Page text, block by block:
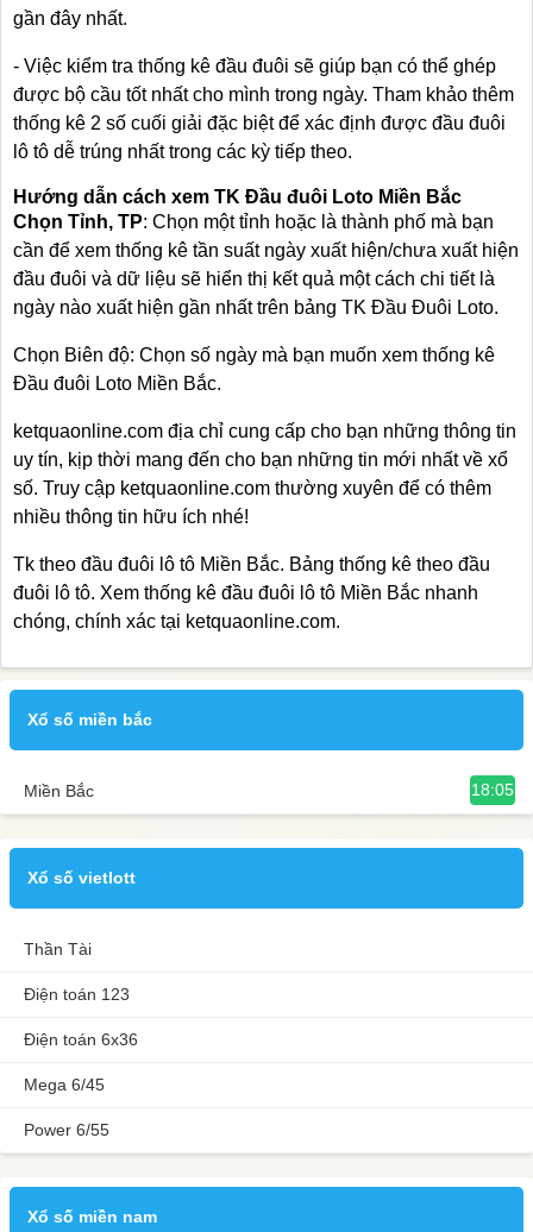
gần đây nhất.
- Việc kiểm tra thống kê đầu đuôi sẽ giúp bạn có thể ghép
được bộ cầu tốt nhất cho mình trong ngày. Tham khảo thêm
thống kê 2 số cuối giải đặc biệt để xác định được đầu đuôi
lô tô dễ trúng nhất trong các kỳ tiếp theo.
Hướng dẫn cách xem TK Đầu đuôi Loto Miền Bắc
Chọn Tỉnh, TP: Chọn một tỉnh hoặc là thành phố mà bạn
cần để xem thống kê tần suất ngày xuất hiện/chưa xuất hiện
đầu đuôi và dữ liệu sẽ hiển thị kết quả một cách chi tiết là
ngày nào xuất hiện gần nhất trên bảng TK Đầu Đuôi Loto.
Chọn Biên độ: Chọn số ngày mà bạn muốn xem thống kê
Đầu đuôi Loto Miền Bắc.
ketquaonline.com địa chỉ cung cấp cho bạn những thông tin
uy tín, kịp thời mang đến cho bạn những tin mới nhất về xổ
số. Truy cập ketquaonline.com thường xuyên để có thêm
nhiều thông tin hữu ích nhé!
Tk theo đầu đuôi lô tô Miền Bắc. Bảng thống kê theo đầu
đuôi lô tô. Xem thống kê đầu đuôi lô tô Miền Bắc nhanh
chóng, chính xác tại ketquaonline.com.
Xổ số miền bắc
Miền Bắc 18:05
Xổ số vietlott
Thần Tài
Điện toán 123
Điện toán 6x36
Mega 6/45
Power 6/55
Xổ số miền nam